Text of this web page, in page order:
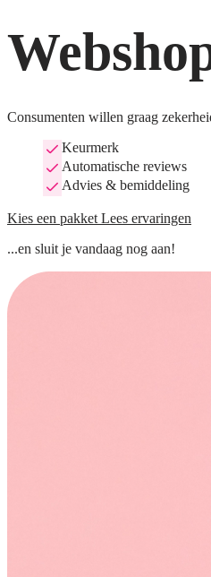
Consumenten willen graag
Keurmerk
Automatische reviews
Advies & bemiddeling
Kies een pakket Lees ervaringen
...en sluit je vandaag nog aan!